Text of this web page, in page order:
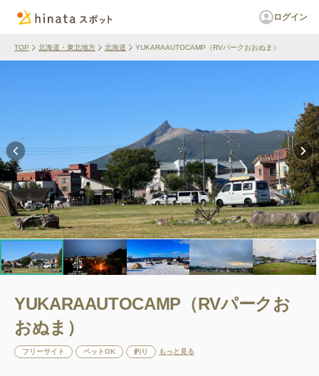
ログイン
TOP 北海道・東北地方 北海道 YUKARAAUTOCAMP（RVパークおおぬま）
YUKARAAUTOCAMP（RVパークお
おぬま）
フリーサイト ペットOK 釣り もっと見る